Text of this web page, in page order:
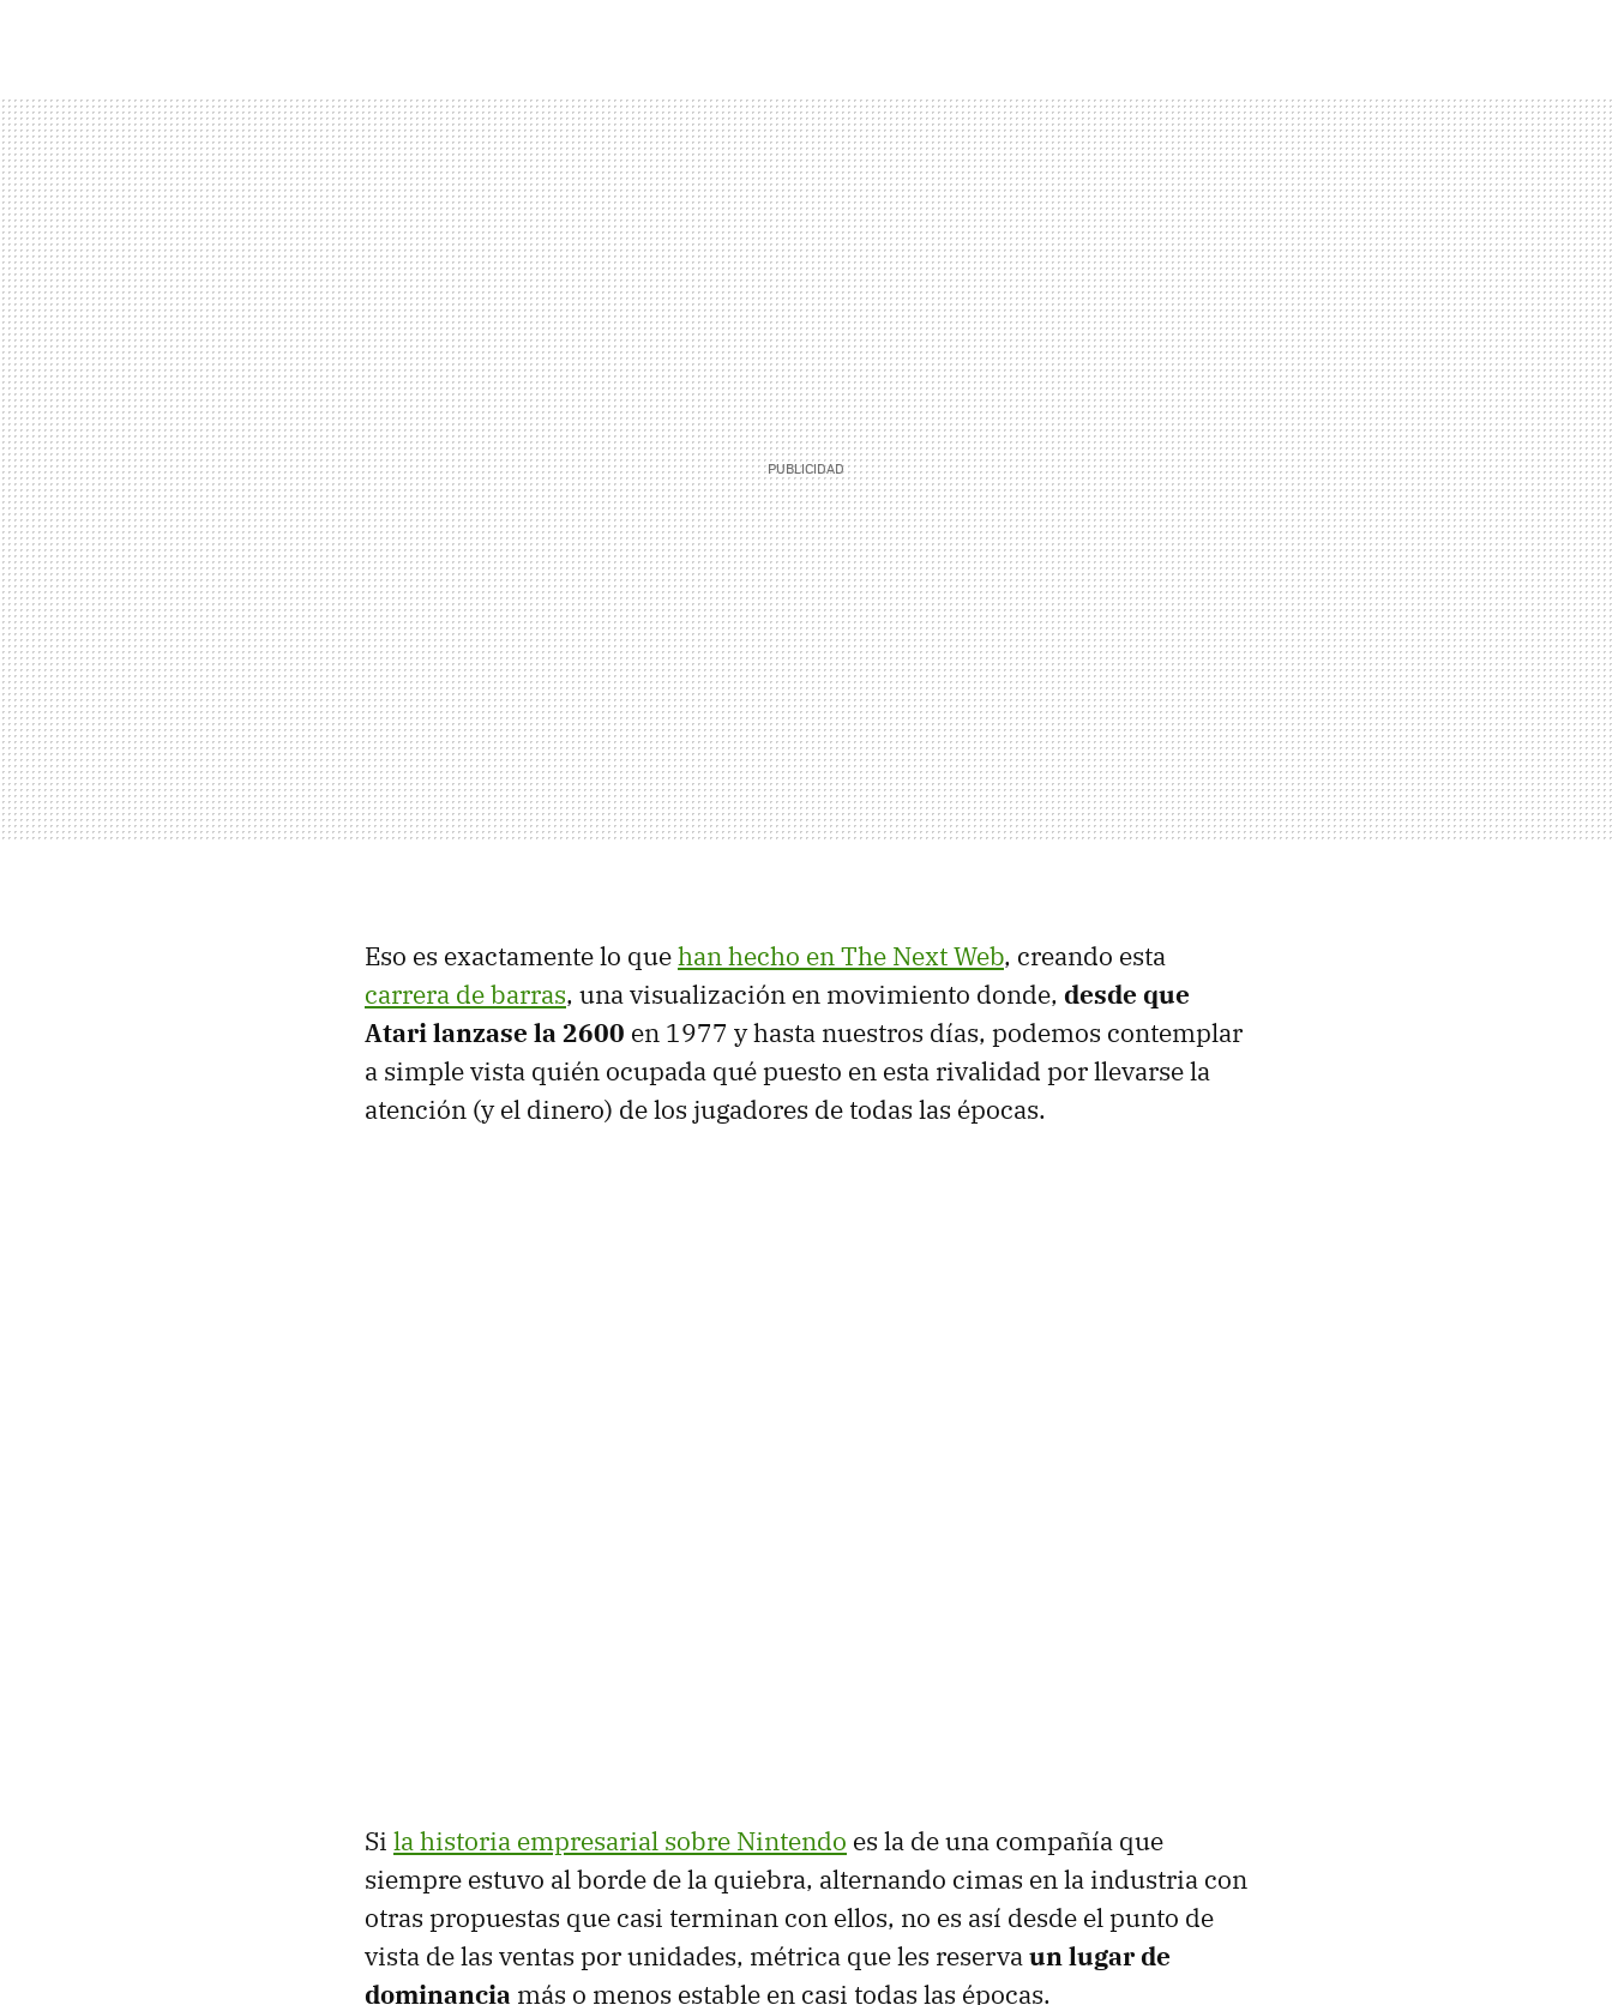
Eso es exactamente lo quehan hecho en The Next Web, creando esta
carrera de barras, una visualización en movimiento donde, desde que
Atari lanzase la 2600 en 1977 y hasta nuestros días, podemos contemplar
a simple vista quién ocupada qué puesto en esta rivalidad por llevarse la
atención (y el dinero) de los jugadores de todas las épocas.
Si la historia empresarial sobre Nintendo es la de una compañía que
siempre estuvo al borde de la quiebra, alternando cimas en la industria con
otras propuestas que casi terminan con ellos, no es así desde el punto de
vista de las ventas por unidades, métrica que les reservaun lugar de
dominancia más o menos estable en casi todas las épocas.